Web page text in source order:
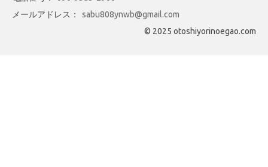
メールアドレス：
sabu808ynwb@gmail.com
© 2025 otoshiyorinoegao.com